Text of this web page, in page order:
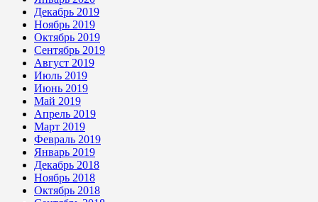
Декабрь 2019
Ноябрь 2019
Октябрь 2019
Сентябрь 2019
Август 2019
Июль 2019
Июнь 2019
Май 2019
Апрель 2019
Март 2019
Февраль 2019
Январь 2019
Декабрь 2018
Ноябрь 2018
Октябрь 2018